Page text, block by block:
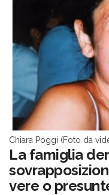
Chiara Poggi (Foto da
La famiglia
vere o